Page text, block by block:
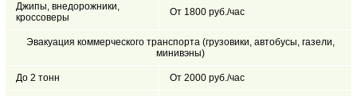
Джипы, внедорожники,
кроссоверы
От 1800 руб./час
Эвакуация коммерческого транспорта (грузовики, автобусы, газели,
минивэны)
До 2 тонн От 2000 руб./час